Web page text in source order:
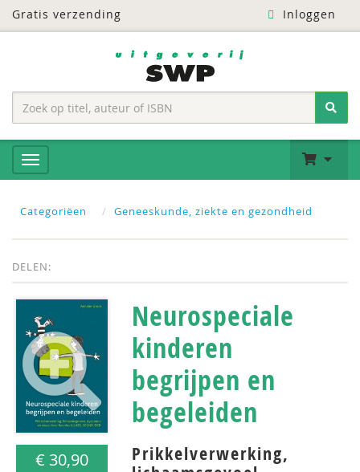
Gratis verzending Inloggen
Categoriëen Geneeskunde, ziekte en gezondheid
DELEN:
€ 30,90
Neurospeciale
kinderen
begrijpen en
begeleiden
Prikkelverwerking,